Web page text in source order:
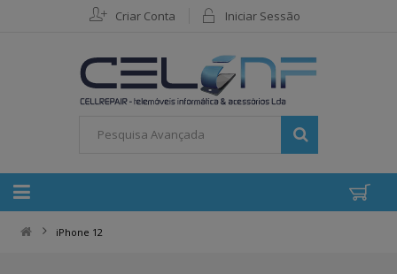
Criar Conta Iniciar Sessão
iPhone 12